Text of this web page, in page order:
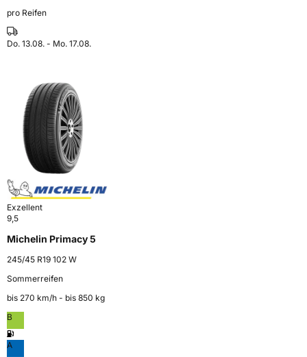
pro Reifen
Do. 13.08. - Mo. 17.08.
Exzellent
9,5
Michelin Primacy 5
245/45 R19 102 W
Sommerreifen
bis 270 km⁠/⁠h - bis 850 kg
B
A